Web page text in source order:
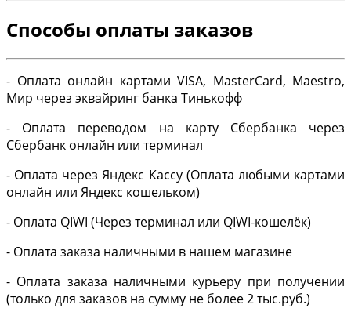
Способы оплаты заказов
- Оплата онлайн картами VISA, MasterCard, Maestro,
Мир через эквайринг банка Тинькофф
- Оплата переводом на карту Сбербанка через
Сбербанк онлайн или терминал
- Оплата через Яндекс Кассу (Оплата любыми картами
онлайн или Яндекс кошельком)
- Оплата QIWI (Через терминал или QIWI-кошелёк)
- Оплата заказа наличными в нашем магазине
- Оплата заказа наличными курьеру при получении
(только для заказов на сумму не более 2 тыс.руб.)